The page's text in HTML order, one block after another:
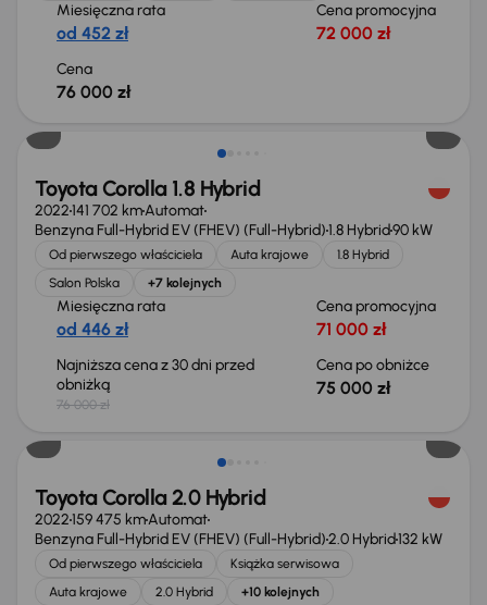
Miesięczna rata
od 452 zł
Cena promocyjna
72 000 zł
Cena
76 000 zł
Taniej o 1 000 zł
Toyota Corolla 1.8 Hybrid
2022141 702 kmAutomat
Benzyna Full-Hybrid EV (FHEV) (Full-Hybrid)1.8 Hybrid90 kW
Od pierwszego właściciela Auta krajowe
1.8 Hybrid
Salon Polska
+7 kolejnych
Miesięczna rata
od 446 zł
Cena promocyjna
71 000 zł
Najniższa cena z 30 dni przed
obniżką
76 000 zł
Cena po obniżce
75 000 zł
Świeżo skupione
Toyota Corolla 2.0 Hybrid
2022159 475 kmAutomat
Benzyna Full-Hybrid EV (FHEV) (Full-Hybrid)2.0 Hybrid132 kW
Od pierwszego właściciela
Książka serwisowa
Auta krajowe
2.0 Hybrid +10 kolejnych